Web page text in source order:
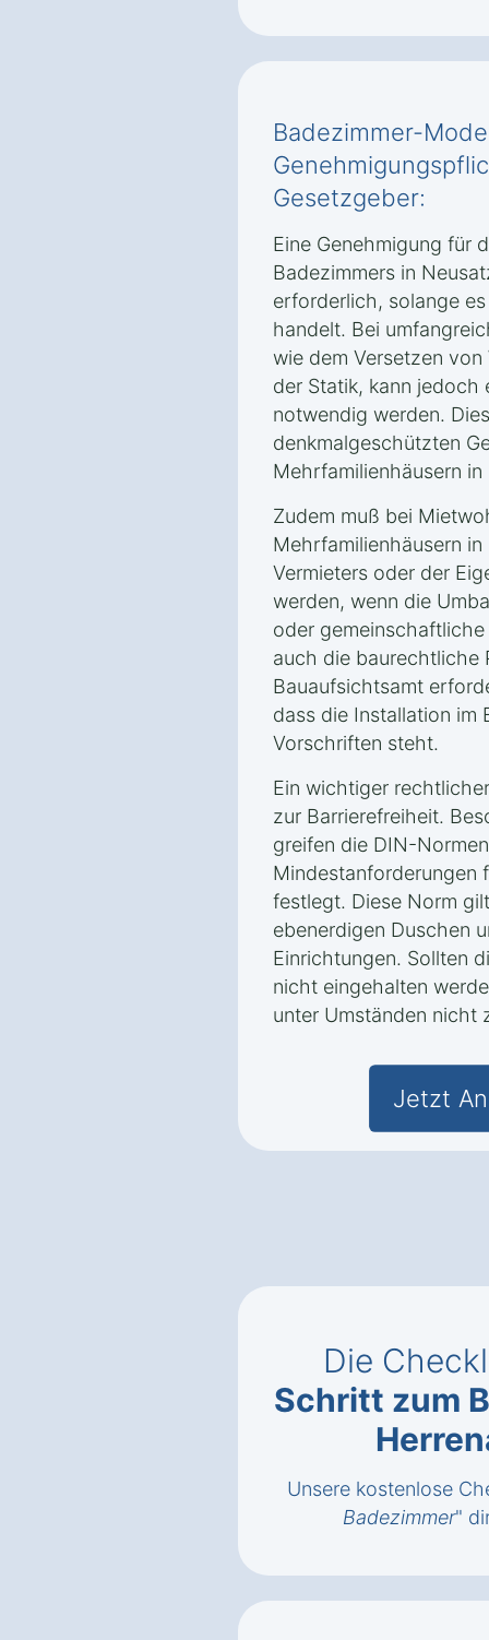
Badezimmer-
Gesetzgeber:
Eine Genehmigung für
Badezimmers in
erforderlich, solange
handelt. Bei
wie dem Versetzen
der Statik, kann jedoch
notwendig werden.
denkmalgeschützten
Mehrfamilienhäusern
Zudem muß bei
Mehrfamilienhäusern
Vermieters oder der
werden, wenn die
oder
auch die baurechtliche
Bauaufsichtsamt
dass die Installation im
Vorschriften steht.
Ein wichtiger
zur Barrierefreiheit.
greifen die DIN-
Mindestanforderungen
festlegt. Diese Norm
ebenerdigen Duschen
Einrichtungen. Sollten
nicht eingehalten
unter Umständen nicht
Jetzt
Die
Schritt zum
Unsere kostenlose
Badezimmer"